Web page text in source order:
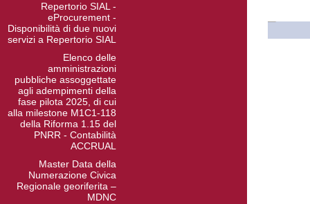
Repertorio SIAL -
eProcurement -
Disponibilità di due nuovi
servizi a Repertorio SIAL
Elenco delle
amministrazioni
pubbliche assoggettate
agli adempimenti della
fase pilota 2025, di cui
alla milestone M1C1-118
della Riforma 1.15 del
PNRR - Contabilità
ACCRUAL
Master Data della
Numerazione Civica
Regionale georiferita –
MDNC